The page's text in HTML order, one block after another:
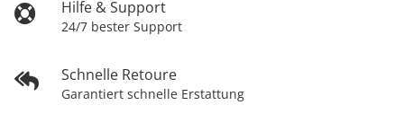
Hilfe & Support
24/7 bester Support
Schnelle Retoure
Garantiert schnelle Erstattung